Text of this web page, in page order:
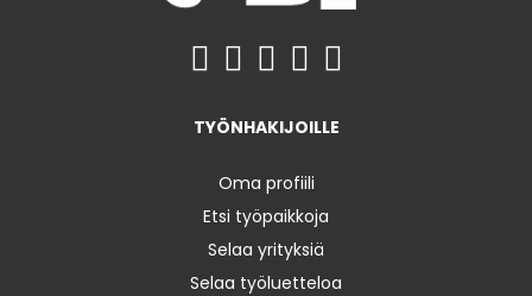
TYÖNHAKIJOILLE
Oma profiili
Etsi työpaikkoja
Selaa yrityksiä
Selaa työluetteloa